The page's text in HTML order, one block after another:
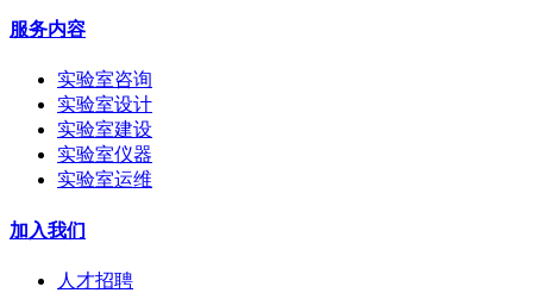
服务内容
实验室咨询
实验室设计
实验室建设
实验室仪器
实验室运维
加入我们
人才招聘